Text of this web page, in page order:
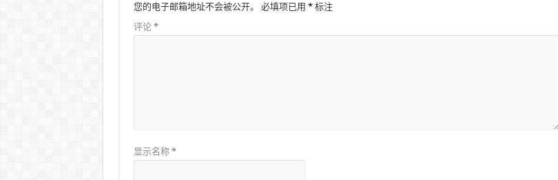
您的电子邮箱地址不会被公开。 必填项已用 *标注
评论 *
显示名称 *